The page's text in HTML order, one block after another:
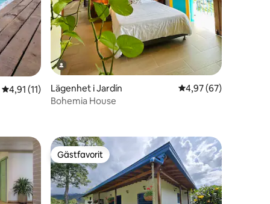
4,91 av 5 i genomsnittligt betyg, 11 omdömen
4,91 (11)
Lägenhet i Jardín 4,97 av 5 i
4,97 (67)
Bohemia House
Gästfavorit
Gästfavorit